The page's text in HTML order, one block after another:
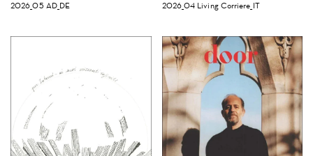
2026_05 AD_DE 2026_04 Living Corriere_IT